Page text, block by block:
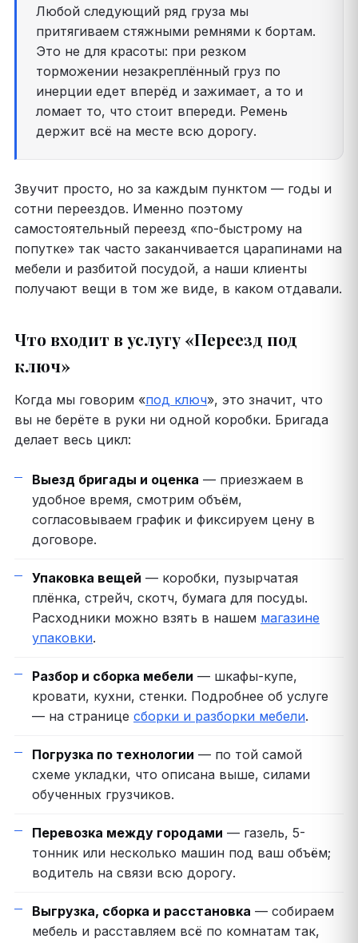
Любой следующий ряд груза мы
притягиваем стяжными ремнями к бортам.
Это не для красоты: при резком
торможении незакреплённый груз по
инерции едет вперёд и зажимает, а то и
ломает то, что стоит впереди. Ремень
держит всё на месте всю дорогу.
Звучит просто, но за каждым пунктом — годы и
сотни переездов. Именно поэтому
самостоятельный переезд «по-быстрому на
попутке» так часто заканчивается царапинами на
мебели и разбитой посудой, а наши клиенты
получают вещи в том же виде, в каком отдавали.
Что входит в услугу «Переезд под
ключ»
Когда мы говорим «под ключ», это значит, что
вы не берёте в руки ни одной коробки. Бригада
делает весь цикл:
Выезд бригады и оценка — приезжаем в
удобное время, смотрим объём,
согласовываем график и фиксируем цену в
договоре.
Упаковка вещей — коробки, пузырчатая
плёнка, стрейч, скотч, бумага для посуды.
Расходники можно взять в нашем магазине
упаковки.
Разбор и сборка мебели — шкафы-купе,
кровати, кухни, стенки. Подробнее об услуге
— на странице сборки и разборки мебели.
Погрузка по технологии — по той самой
схеме укладки, что описана выше, силами
обученных грузчиков.
Перевозка между городами — газель, 5-
тонник или несколько машин под ваш объём;
водитель на связи всю дорогу.
Выгрузка, сборка и расстановка — собираем
мебель и расставляем всё по комнатам так,